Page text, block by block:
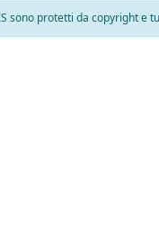
sono protetti da copyright e